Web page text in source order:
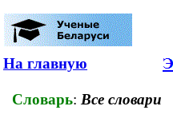
На главную
Словарь: Все словари